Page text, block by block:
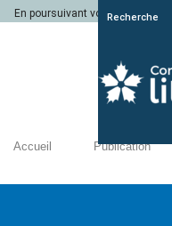
En poursuivant votreRecherche
Accueil Publication